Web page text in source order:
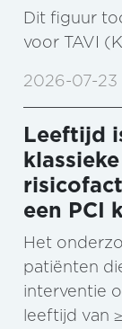
Dit figuur
voor TAVI
2026-07-23
Leeftijd
een PCI
Het
patiënten
interventie
leeftijd van